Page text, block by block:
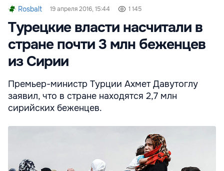
Rosbalt 19 апреля 2016, 15:44 1 145
Турецкие власти насчитали в
стране почти 3 млн беженцев
из Сирии
Премьер-министр Турции Ахмет Давутоглу
заявил, что в стране находятся 2,7 млн
сирийских беженцев.